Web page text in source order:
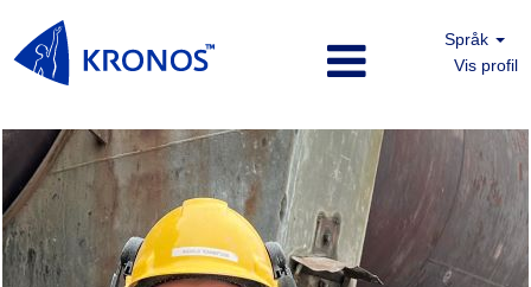
Språk
Vis profil
Titan
nb_NO